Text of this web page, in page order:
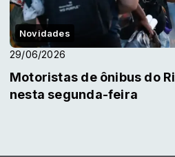
Novidades
29/06/2026
Motoristas de ônibus do
nesta segunda-feira